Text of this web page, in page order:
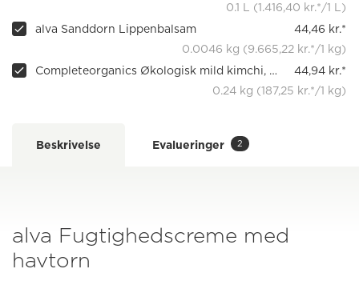
0.1 L (1.416,40 kr.*/1 L)
alva Sanddorn Lippenbalsam
44,46 kr.*
0.0046 kg (9.665,22 kr.*/1 kg)
Completeorganics Økologisk mild kimchi, vegansk, fermenteret, 240 g
44,94 kr.*
0.24 kg (187,25 kr.*/1 kg)
Beskrivelse Evalueringer 2
alva Fugtighedscreme med
havtorn